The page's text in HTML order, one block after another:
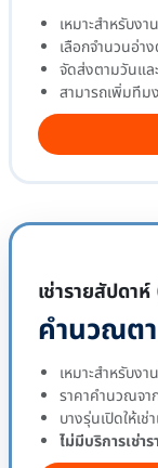
เหมาะสำหรับง
เลือกจำนวนอ่า
จัดส่งตามวันแล
สามารถเพิ่มทีม
เช่ารายสัปดา
คำนวณต
เหมาะสำหรับง
ราคาคำนวณจา
บางรุ่นเปิดให้เช่
ไม่มีบริการเช่า